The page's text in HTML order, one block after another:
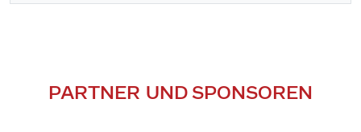
PARTNER UND SPONSOREN